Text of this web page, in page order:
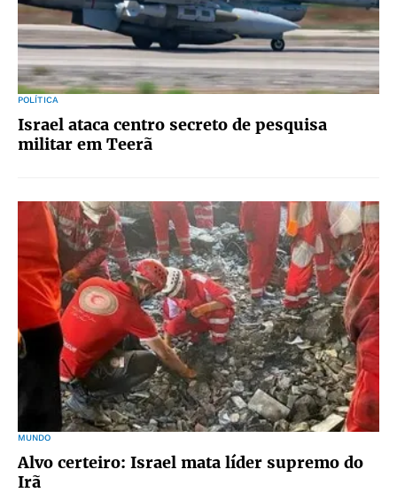
POLÍTICA
Israel ataca centro secreto de pesquisa
militar em Teerã
MUNDO
Alvo certeiro: Israel mata líder supremo do
Irã